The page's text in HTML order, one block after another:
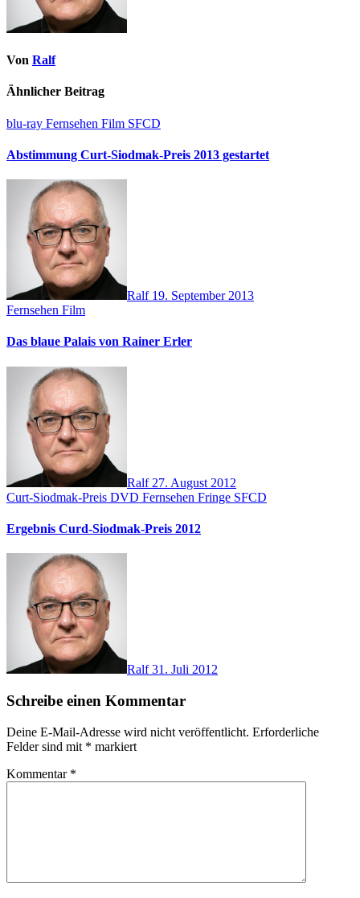
Von Ralf
Ähnlicher Beitrag
blu-ray Fernsehen Film SFCD
Abstimmung Curt-Siodmak-Preis 2013 gestartet
Ralf 19. September 2013
Fernsehen Film
Das blaue Palais von Rainer Erler
Ralf 27. August 2012
Curt-Siodmak-Preis DVD Fernsehen Fringe SFCD
Ergebnis Curd-Siodmak-Preis 2012
Ralf31. Juli 2012
Schreibe einen Kommentar
Deine E-Mail-Adresse wird nicht veröffentlicht. Erforderliche
Felder sind mit * markiert
Kommentar *